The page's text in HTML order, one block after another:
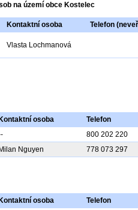
na území obce Kostelec
Kontaktní osoba Telefon
Vlasta Lochmanová
osoba
Telefon
800 202 220
Nguyen 778 073 297
osoba
Telefon